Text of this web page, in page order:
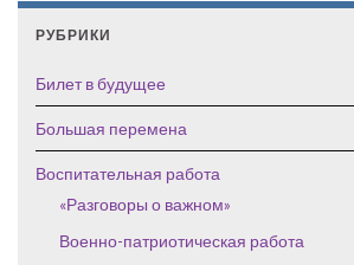
РУБРИКИ
Билет в будущее
Большая перемена
Воспитательная работа
«Разговоры о важном»
Военно-патриотическая работа